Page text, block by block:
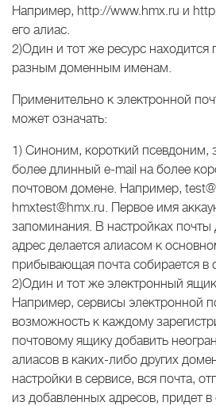
Например, http://www.hmx.ru и
его алиас.
2)Один и тот же ресурс
разным доменным именам.
Применительно к электронной
может означать:
1) Синоним, короткий
более длинный e-mail на более
почтовом домене. Например,
hmxtest@hmx.ru. Первое имя
запоминания. В настройках
адрес делается алиасом к
прибывающая почта собирается в
2)Один и тот же электронный
Например, сервисы электронной
возможность к каждому
почтовому ящику добавить
алиасов в каких-либо других
настройки в сервисе, вся почта,
из добавленных адресов, придет